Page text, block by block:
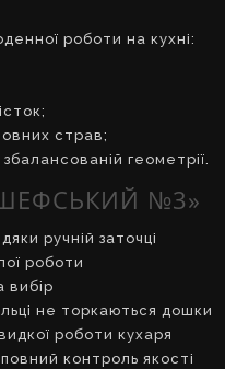
роботи на кухні:
страв;
геометрії.
№3»
ручній заточці
роботи
вибір
не торкаються дошки
роботи кухаря
контроль якості